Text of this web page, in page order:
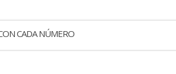
CADA NÚMERO